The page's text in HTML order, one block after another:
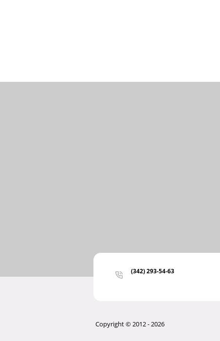
(342) 293-54-63
Copyright © 2012 - 2026